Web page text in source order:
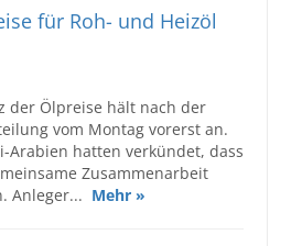
für Roh- und Heizöl
der Ölpreise hält nach der
vom Montag vorerst an.
Arabien hatten verkündet, dass
Zusammenarbeit
Anleger... Mehr »